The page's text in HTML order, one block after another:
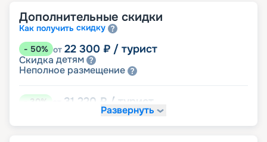
Дополнительные скидки
Как получить скидку
- 50% от 22 300 ₽ / турист
Скидка детям
Неполное размещение
30% 31 220 ₽ / турист
Скидки за размещение на дополнительных
Развернуть